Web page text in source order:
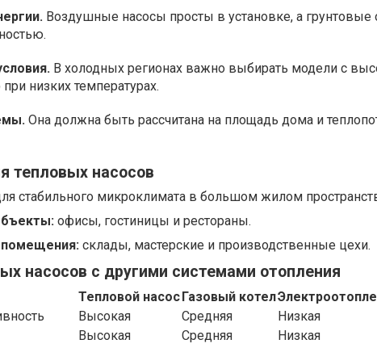
Воздушные насосы просты в установке, а грунтовые
В холодных регионах важно выбирать модели с
низких температурах.
Она должна быть рассчитана на площадь дома и
тепловых насосов
стабильного микроклимата в большом жилом
офисы, гостиницы и рестораны.
склады, мастерские и производственные цехи.
насосов с другими системами отопления
Тепловой насос Газовый котел
Высокая Средняя
Низкая
Высокая Средняя
Низкая